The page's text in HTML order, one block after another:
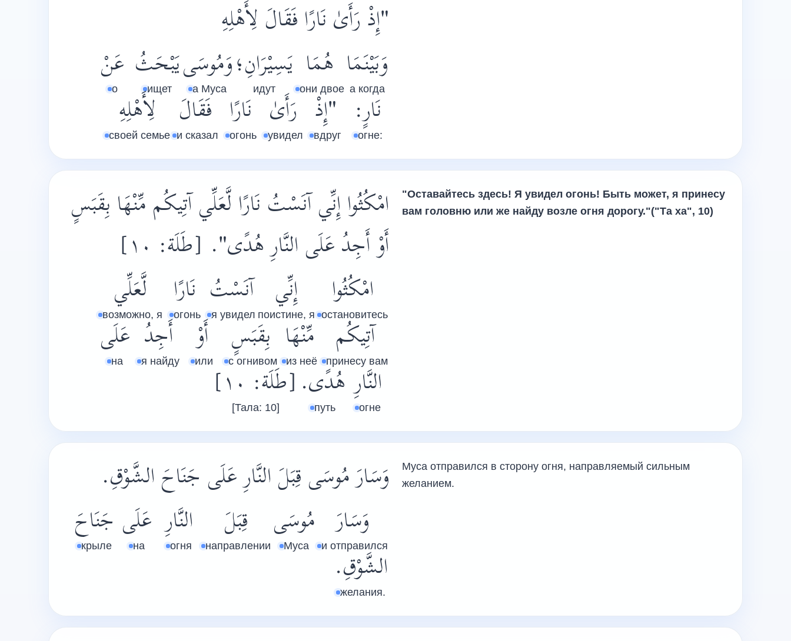
"إِذْ رَأَىٰ نَارًا فَقَالَ لِأَهْلِهِ
وَبَيْنَمَا
а когда
هُمَا
они двое
يَسِيْرَانِ؛
идут
وَمُوسَى
а Муса
يَبْحَثُ
ищет
عَنْ
о
نَارٍ:
огне:
"إِذْ
вдруг
رَأَىٰ
увидел
نَارًا
огонь
فَقَالَ
и сказал
لِأَهْلِهِ
своей семье
امْكُثُوا إِنِّي آنَسْتُ نَارًا لَّعَلِّي آتِيكُم مِّنْهَا بِقَبَسٍ
أَوْ أَجِدُ عَلَى النَّارِ هُدًى". [طَلَة: ١٠]
امْكُثُوا
остановитесь
إِنِّي
поистине, я
آنَسْتُ
я увидел
نَارًا
огонь
لَّعَلِّي
возможно, я
آتِيكُم
принесу вам
مِّنْهَا
из неё
بِقَبَسٍ
с огнивом
أَوْ
или
أَجِدُ
я найду
عَلَى
на
النَّارِ
огне
هُدًى.
путь
[طَلَة: ١٠]
[Тала: 10]
"Оставайтесь здесь! Я увидел огонь! Быть может, я принесу
вам головню или же найду возле огня дорогу."("Та ха", 10)
وَسَارَ مُوسَى قِبَلَ النَّارِ عَلَى جَنَاحَ الشَّوْقِ.
وَسَارَ
и отправился
مُوسَى
Муса
قِبَلَ
направлении
النَّارِ
огня
عَلَى
на
جَنَاحَ
крыле
الشَّوْقِ.
желания.
Муса отправился в сторону огня, направляемый сильным
желанием.